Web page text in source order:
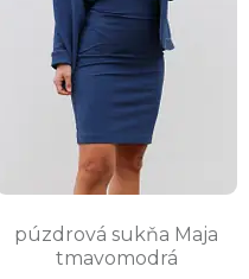
púzdrová sukňa Maja
tmavomodrá